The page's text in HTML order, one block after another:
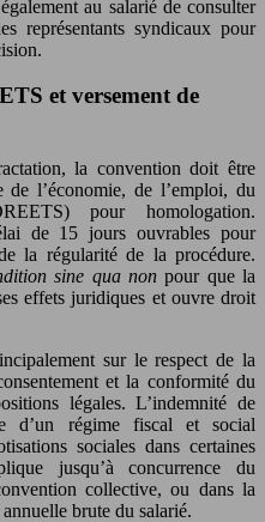
au salarié de consulter
représentants syndicaux pour
et versement de
la convention doit être
l’économie, de l’emploi, du
pour homologation.
de 15 jours ouvrables pour
la régularité de la procédure.
sine qua nonpour que la
effets juridiques et ouvre droit
sur le respect de la
et la conformité du
légales. L’indemnité de
d’un régime fiscal et social
sociales dans certaines
jusqu’à concurrence du
collective, ou dans la
brute du salarié.